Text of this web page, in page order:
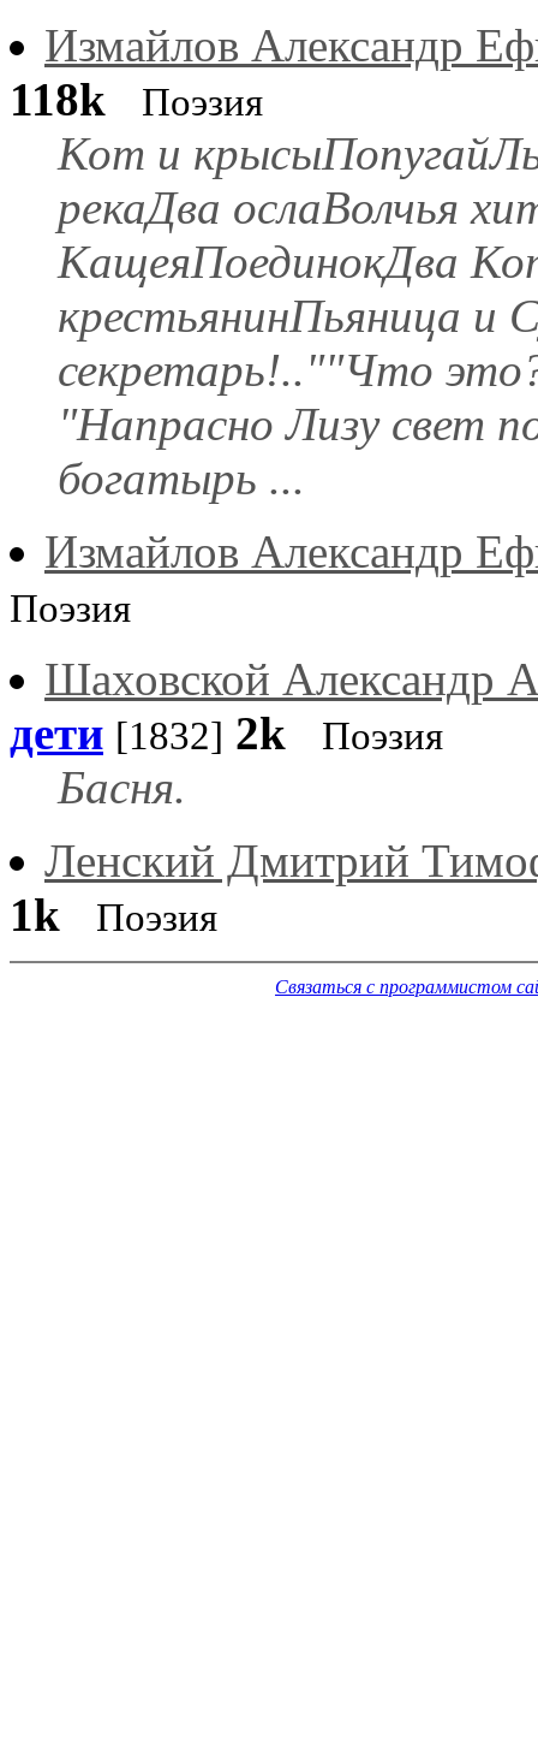
Измайлов Александр
118k
Поэзия
Кот и
рекаДва ослаВолчья
КащеяПоединокДва
крестьянинПьяница и
секретарь!..""Что
"Напрасно Лизу свет
богатырь ...
Измайлов Александр
Поэзия
Шаховской Александр
дети [1832] 2k Поэзия
Басня.
Ленский Дмитрий
1k
Поэзия
Связаться с программистом